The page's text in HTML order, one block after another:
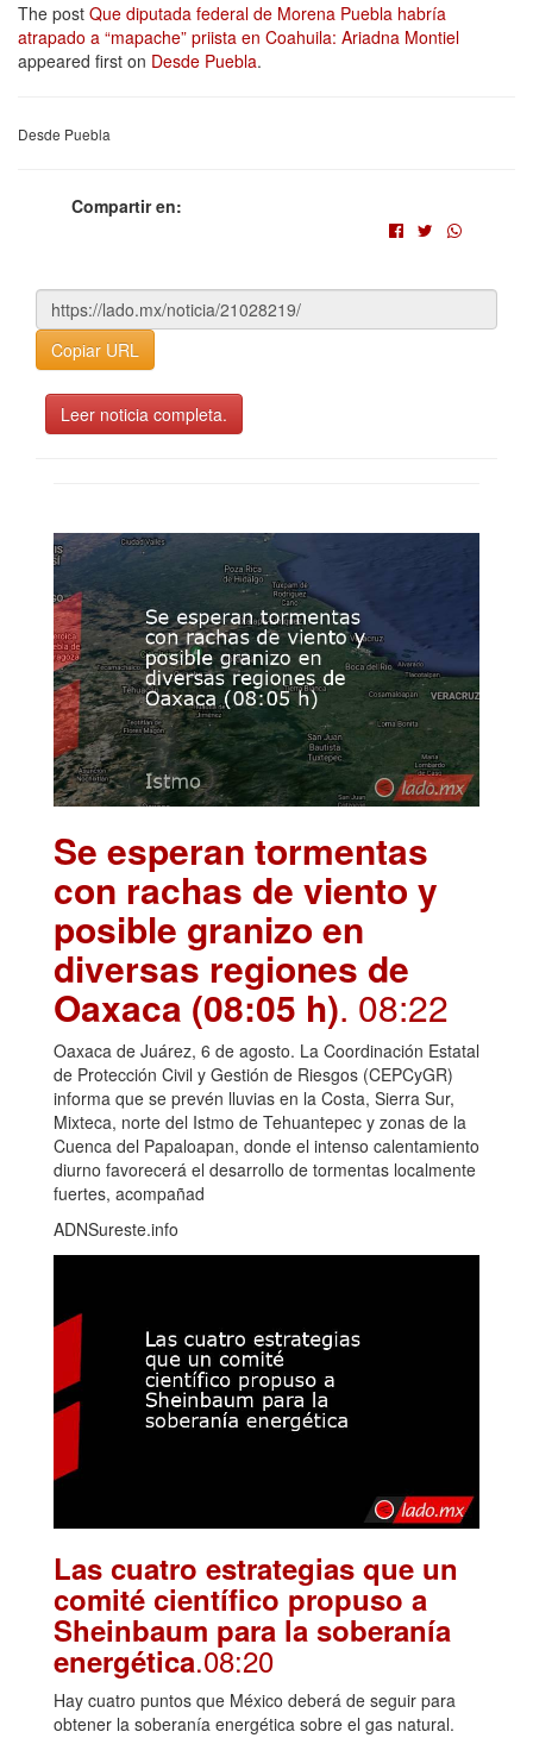
The post Que diputada federal de Morena Puebla habría
atrapado a “mapache” priista en Coahuila: Ariadna Montiel
appeared first on Desde Puebla.
Desde Puebla
Compartir en:
Copiar URL
Leer noticia completa.
Se esperan tormentas
con rachas de viento y
posible granizo en
diversas regiones de
Oaxaca (08:05 h). 08:22
Oaxaca de Juárez, 6 de agosto. La Coordinación Estatal
de Protección Civil y Gestión de Riesgos (CEPCyGR)
informa que se prevén lluvias en la Costa, Sierra Sur,
Mixteca, norte del Istmo de Tehuantepec y zonas de la
Cuenca del Papaloapan, donde el intenso calentamiento
diurno favorecerá el desarrollo de tormentas localmente
fuertes, acompañad
ADNSureste.info
Las cuatro estrategias que un
comité científico propuso a
Sheinbaum para la soberanía
energética.08:20
Hay cuatro puntos que México deberá de seguir para
obtener la soberanía energética sobre el gas natural.